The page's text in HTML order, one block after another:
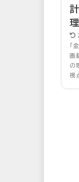
「
画
の
視